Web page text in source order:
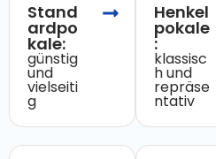
Stand
ardpo
kale:
günstig
und
vielseiti
g
Henkel
pokale
:
klassisc
h und
repräse
ntativ